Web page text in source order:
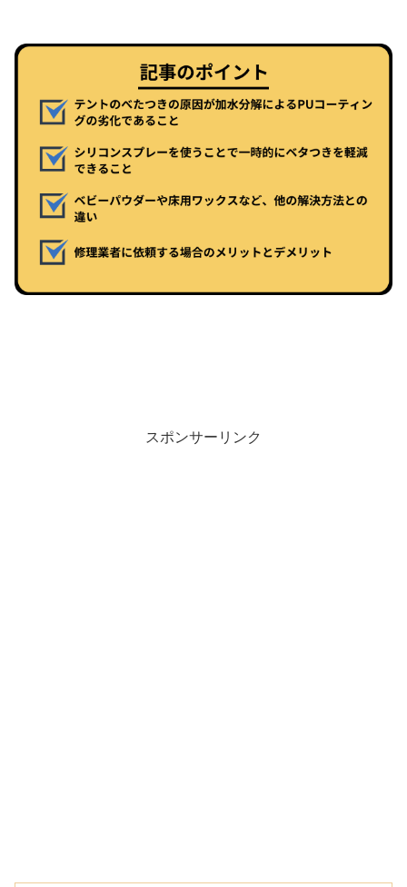
スポンサーリンク